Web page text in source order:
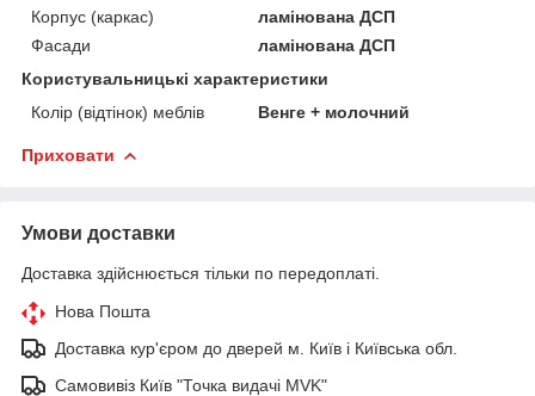
Корпус (каркас)
ламінована ДСП
Фасади
ламінована ДСП
Користувальницькі характеристики
Колір (відтінок) меблів
Венге + молочний
Приховати
Умови доставки
Доставка здійснюється тільки по передоплаті.
Нова Пошта
Доставка кур'єром до дверей м. Київ і Київська обл.
Самовивіз Київ "Точка видачі MVK"